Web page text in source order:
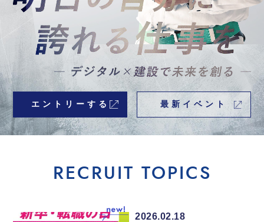
エントリーする 最新イベント
RECRUIT TOPICS
2026.02.18